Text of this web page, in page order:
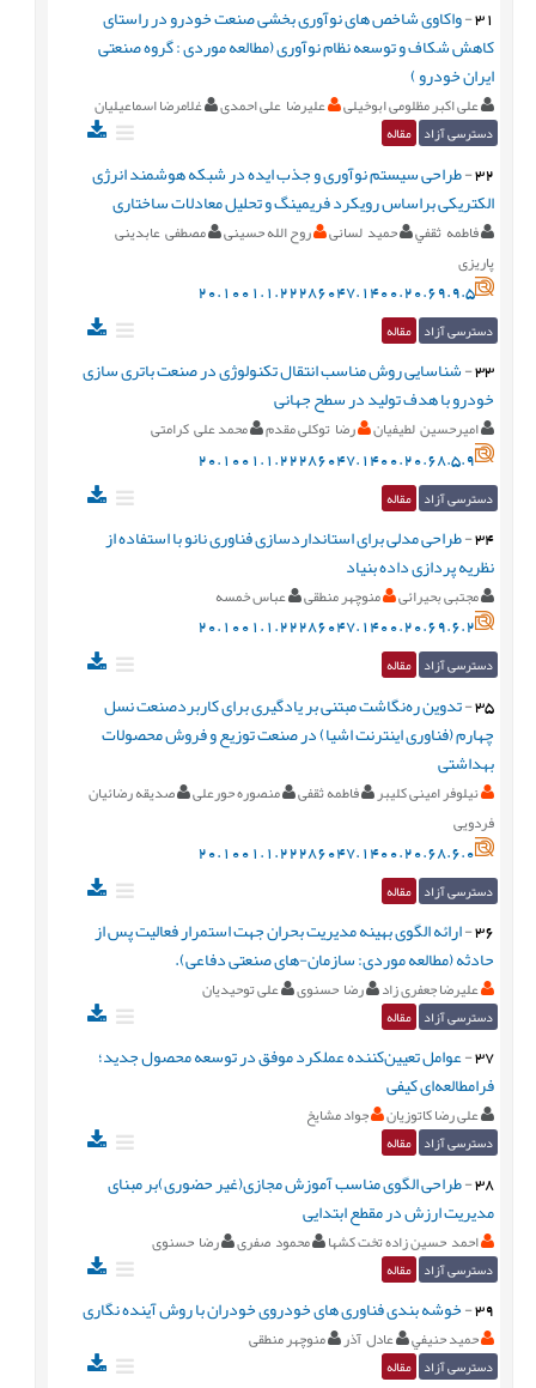
31
-واکاوی شاخص های نوآوری بخشی صنعت خودرو در راستای
کاهش شکاف و توسعه نظام نوآوری (مطالعه موردی : گروه صنعتی
ایران خودرو )
علی اکبر مظلومی ابوخیلی علیرضا علی احمدی غلامرضا اسماعیلیان
دسترسی آزاد مقاله
32
-طراحی سیستم نوآوری و جذب ایده در شبکه هوشمند انرژی
الکتریکی براساس رویکرد فریمینگ و تحلیل معادلات ساختاری
فاطمه ثقفي حمید لسانی روح الله حسینی
مصطفی عابدینی
پاریزی
20.1001.1.22286047.1400.20.69.9.5
دسترسی آزاد مقاله
33
-شناسایی روش مناسب انتقال تکنولوژی در صنعت باتری سازی
خودرو با هدف تولید در سطح جهانی
امیرحسین لطیفیان رضا توکلی مقدم محمد علی کرامتی
20.1001.1.22286047.1400.20.68.5.9
دسترسی آزاد مقاله
34
-طراحی مدلی برای استانداردسازی فناوری نانو با استفاده از
نظریه پردازی داده بنیاد
مجتبی بحیرائی منوچهر منطقی عباس خمسه
20.1001.1.22286047.1400.20.69.6.2
دسترسی آزاد مقاله
35
-تدوین ره‌نگاشت مبتنی بر یادگیری برای کاربردصنعت نسل
چهارم (فناوری اینترنت اشیا) در صنعت توزیع و فروش محصولات
بهداشتی
نیلوفر امینی کلیبر فاطمه ثقفی منصوره حورعلی
صدیقه رضائیان
فردویی
20.1001.1.22286047.1400.20.68.6.0
دسترسی آزاد مقاله
36
-ارائه الگوی بهینه مدیریت بحران جهت استمرار فعالیت پس از
حادثه (مطالعه موردی: سازمان-های صنعتی دفاعی).
علیرضا جعفری زاد رضا حسنوی علی توحیدیان
دسترسی آزاد مقاله
37
-عوامل تعیین‌کننده عملکرد موفق در توسعه محصول جدید؛
فرامطالعه‌ای کیفی
علی رضا کاتوزیان جواد مشایخ
دسترسی آزاد مقاله
38
-طراحی الگوی مناسب آموزش مجازی(غیر حضوری)بر مبنای
مدیریت ارزش در مقطع ابتدایی
احمد حسین زاده تخت کشها محمود صفری رضا حسنوی
دسترسی آزاد مقاله
39
-خوشه بندی فناوری های خودروی خودران با روش آینده نگاری
حميد حنيفي عادل آذر منوچهر منطقی
دسترسی آزاد مقاله